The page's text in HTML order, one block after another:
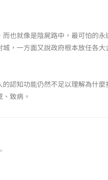
也就像是陰屍路中，最可怕的
，一方面又說政府根本放任各大
認知功能仍然不足以理解為什
致病。